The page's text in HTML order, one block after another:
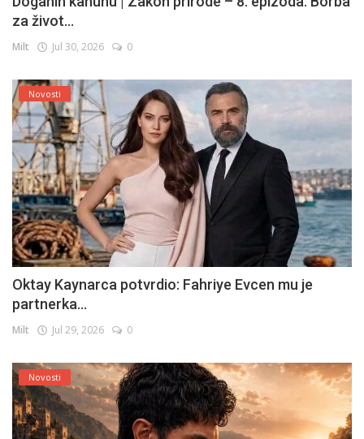
za život...
Milt Jul 30, 2026 0
Novosti
Oktay Kaynarca potvrdio: Fahriye Evcen mu je
partnerka...
Milt Jul 29, 2026 0
Novosti